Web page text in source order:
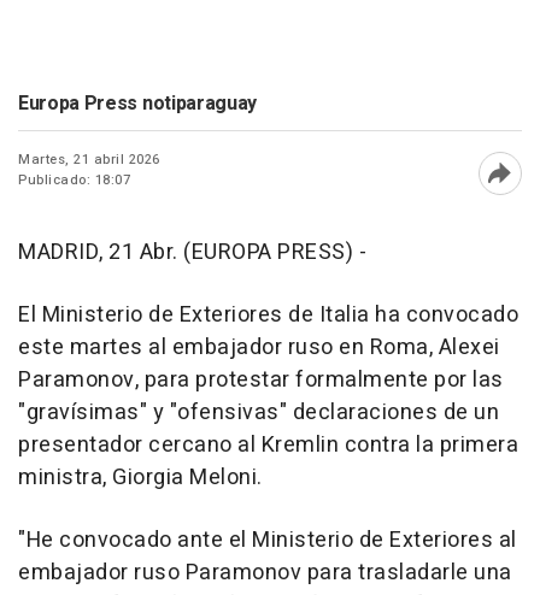
Europa Press notiparaguay
Martes, 21 abril 2026
Publicado: 18:07
MADRID, 21 Abr. (EUROPA PRESS) -
El Ministerio de Exteriores de Italia ha convocado
este martes al embajador ruso en Roma, Alexei
Paramonov, para protestar formalmente por las
"gravísimas" y "ofensivas" declaraciones de un
presentador cercano al Kremlin contra la primera
ministra, Giorgia Meloni.
"He convocado ante el Ministerio de Exteriores al
embajador ruso Paramonov para trasladarle una